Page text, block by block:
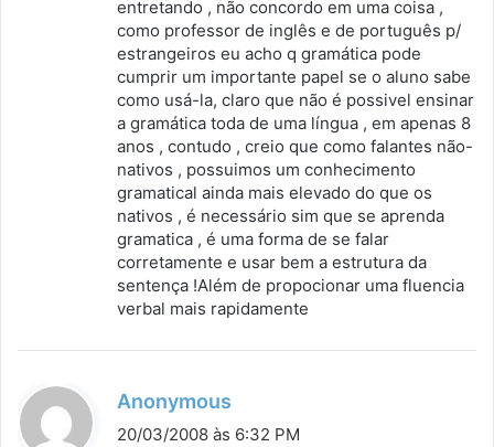
:
entretando , não concordo em uma coisa ,
como professor de inglês e de português p/
estrangeiros eu acho q gramática pode
cumprir um importante papel se o aluno sabe
como usá-la, claro que não é possivel ensinar
a gramática toda de uma língua , em apenas 8
anos , contudo , creio que como falantes não-
nativos , possuimos um conhecimento
gramatical ainda mais elevado do que os
nativos , é necessário sim que se aprenda
gramatica , é uma forma de se falar
corretamente e usar bem a estrutura da
sentença !Além de propocionar uma fluencia
verbal mais rapidamente
Anonymous
20/03/2008 às 6:32 PM